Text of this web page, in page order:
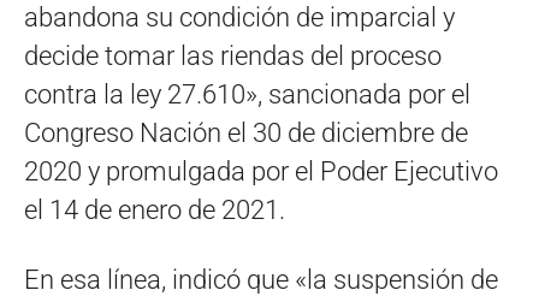
abandona su condición de imparcial y
decide tomar las riendas del proceso
contra la ley 27.610», sancionada por el
Congreso Nación el 30 de diciembre de
2020 y promulgada por el Poder Ejecutivo
el 14 de enero de 2021.
En esa línea, indicó que «la suspensión de